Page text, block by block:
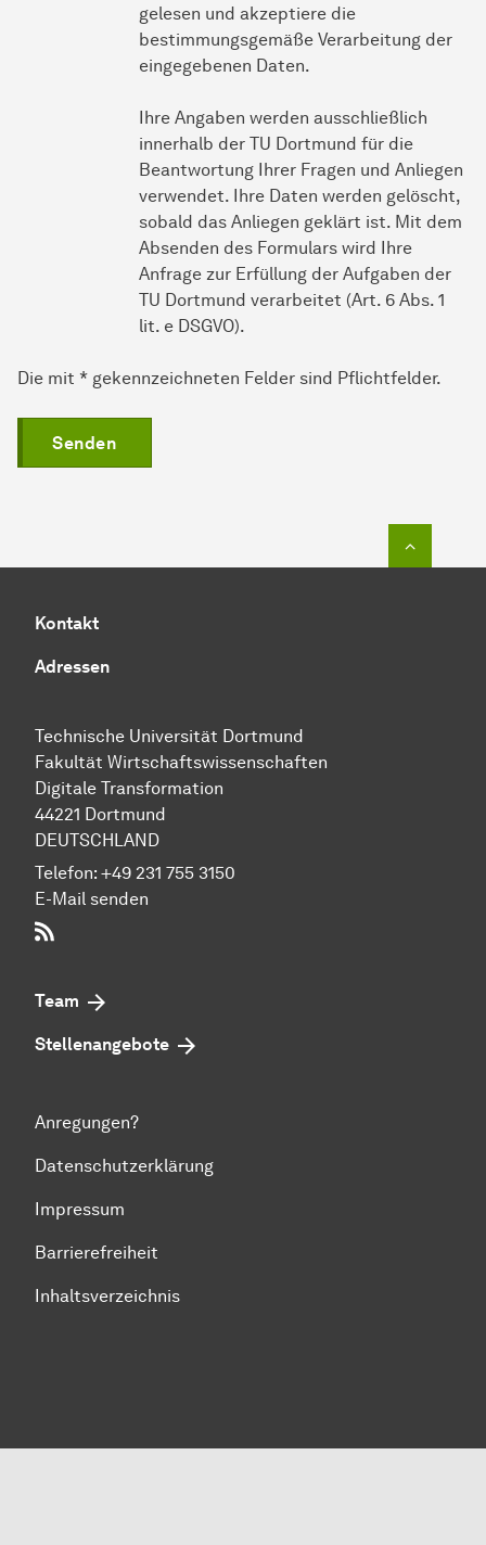
gelesen und akzeptiere die
bestimmungsgemäße Verarbeitung der
eingegebenen Daten.
Ihre Angaben werden ausschließlich
innerhalb der TU Dortmund für die
Beantwortung Ihrer Fragen und Anliegen
verwendet. Ihre Daten werden gelöscht,
sobald das Anliegen geklärt ist. Mit dem
Absenden des Formulars wird Ihre
Anfrage zur Erfüllung der Aufgaben der
TU Dortmund verarbeitet (Art. 6 Abs. 1
lit. e DSGVO).
Die mit * gekennzeichneten Felder sind Pflichtfelder.
Senden
Kontakt
Adressen
Technische Uni­ver­si­tät Dort­mund
Fakultät Wirtschafts­wissen­schaften
Digitale Transformation
44221 Dort­mund
DEUTSCHLAND
Telefon: +49 231 755 3150
E-Mail senden
Team
Stellenangebote
Anregungen?
Datenschutzerklärung
Impressum
Barrierefreiheit
Inhaltsverzeichnis